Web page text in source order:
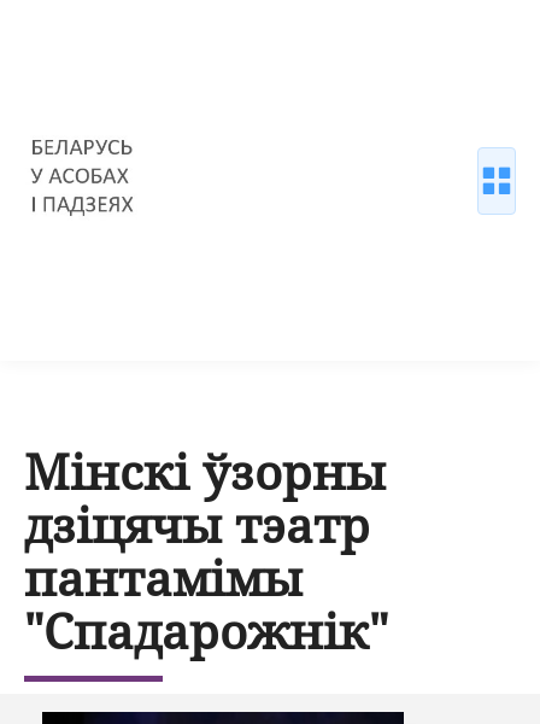
Мінскі ўзорны
дзіцячы тэатр
пантамімы
"Спадарожнік"